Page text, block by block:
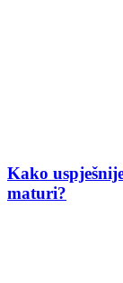
Kako
maturi?